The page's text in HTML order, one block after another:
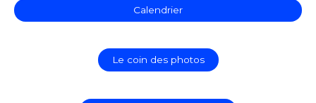
Calendrier
Le coin des photos